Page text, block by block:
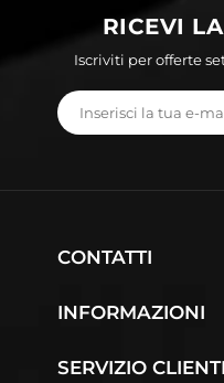
RICEVI
Iscriviti per offerte
CONTATTI
INFORMAZIONI
SERVIZIO CLIENTI